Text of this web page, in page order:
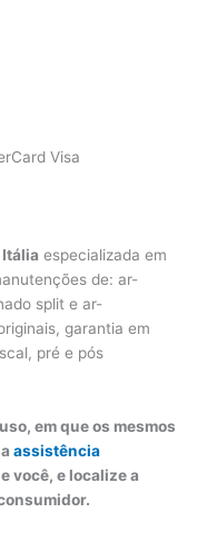
Visa
especializada em
de: ar-
split e ar-
garantia em
pré e pós
em que os mesmos
aassistência
você, e localize a